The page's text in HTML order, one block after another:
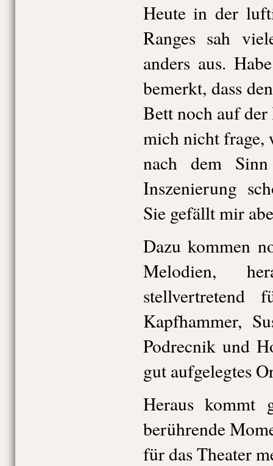
Heute in der
Ranges sah
anders aus.
bemerkt, dass
Bett noch auf
mich nicht frage,
nach dem
Inszenierung
Sie gefällt mir
Dazu kommen
Melodien,
stellvertretend
Kapfhammer,
Podrecnik und
gut aufgelegtes
Heraus kommt
berührende
für das Theater